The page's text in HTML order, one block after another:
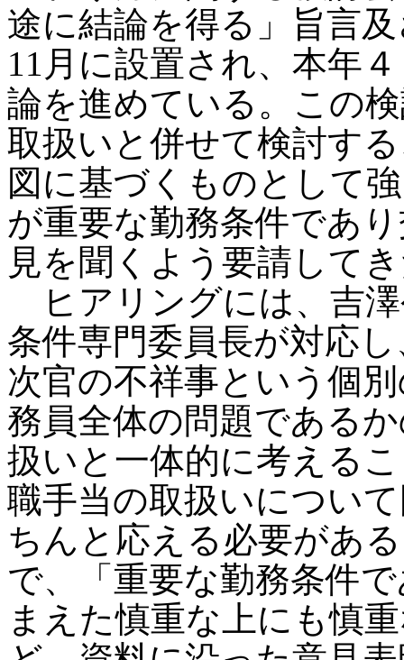
途に結論を得る」旨言
11月に設置され、本年
論を進めている。この
取扱いと併せて検討す
図に基づくものとして
が重要な勤務条件であ
見を聞くよう要請して
ヒアリングには、吉
条件専門委員長が対応
次官の不祥事という個
務員全体の問題である
扱いと一体的に考える
職手当の取扱いについ
ちんと応える必要があ
で、「重要な勤務条件
まえた慎重な上にも慎